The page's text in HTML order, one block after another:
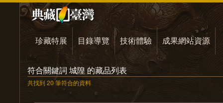
珍藏特展 目錄導覽 技術體驗 成果網站資源
符合關鍵詞 城隍 的藏品列表
共找到 20 筆符合的資料